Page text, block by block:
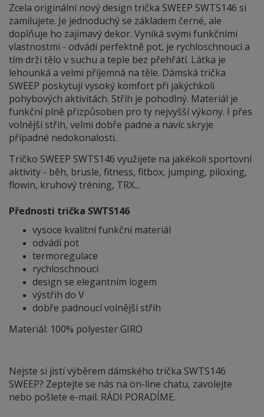
Zcela originální nový design trička SWEEP SWTS146 si
zamilujete. Je jednoduchý se základem černé, ale
doplňuje ho zajímavý dekor. Vyniká svými funkčními
vlastnostmi - odvádí perfektně pot, je rychloschnoucí a
tím drží tělo v suchu a teple bez přehřátí. Látka je
lehounká a velmi příjemná na těle. Dámská trička
SWEEP poskytují vysoký komfort při jakýchkoli
pohybových aktivitách. Střih je pohodlný. Materiál je
funkční plně přizpůsoben pro ty nejvyšší výkony. I přes
volnější střih, velmi dobře padne a navíc skryje
případné nedokonalosti.
Tričko SWEEP SWTS146 využijete na jakékoli sportovní
aktivity - běh, brusle, fitness, fitbox, jumping, piloxing,
flowin, kruhový tréning, TRX...
Přednosti trička SWTS146
vysoce kvalitní funkční materiál
odvádí pot
termoregulace
rychloschnoucí
design se elegantním logem
výstřih do V
dobře padnoucí volnější střih
Materiál: 100% polyester GIRO
Nejste si jistí výběrem dámského trička SWTS146
SWEEP? Zeptejte se nás na on-line chatu, zavolejte
nebo pošlete e-mail. RÁDI PORADÍME.